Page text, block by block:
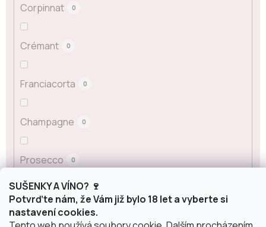
SUŠENKY A VÍNO? 🍷
Potvrďte nám, že Vám již bylo 18 let a vyberte si
nastavení cookies.
Corpinnat 0
Crémant 0
Franciacorta 0
Champagne 0
Prosecco 0
Sekt 0